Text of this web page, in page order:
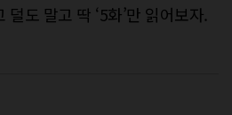
도 말고 딱 ‘5화’만 읽어보자.